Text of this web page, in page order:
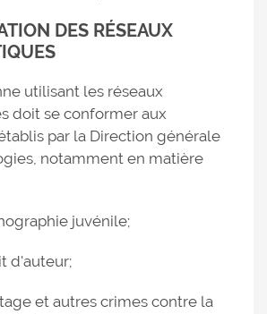
DES RÉSEAUX
utilisant les réseaux
doit se conformer aux
par la Direction générale
notamment en matière
juvénile;
d'auteur;
et autres crimes contre la